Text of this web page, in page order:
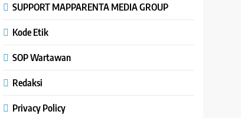
SUPPORT MAPPARENTA MEDIA GROUP
Kode Etik
SOP Wartawan
Redaksi
Privacy Policy